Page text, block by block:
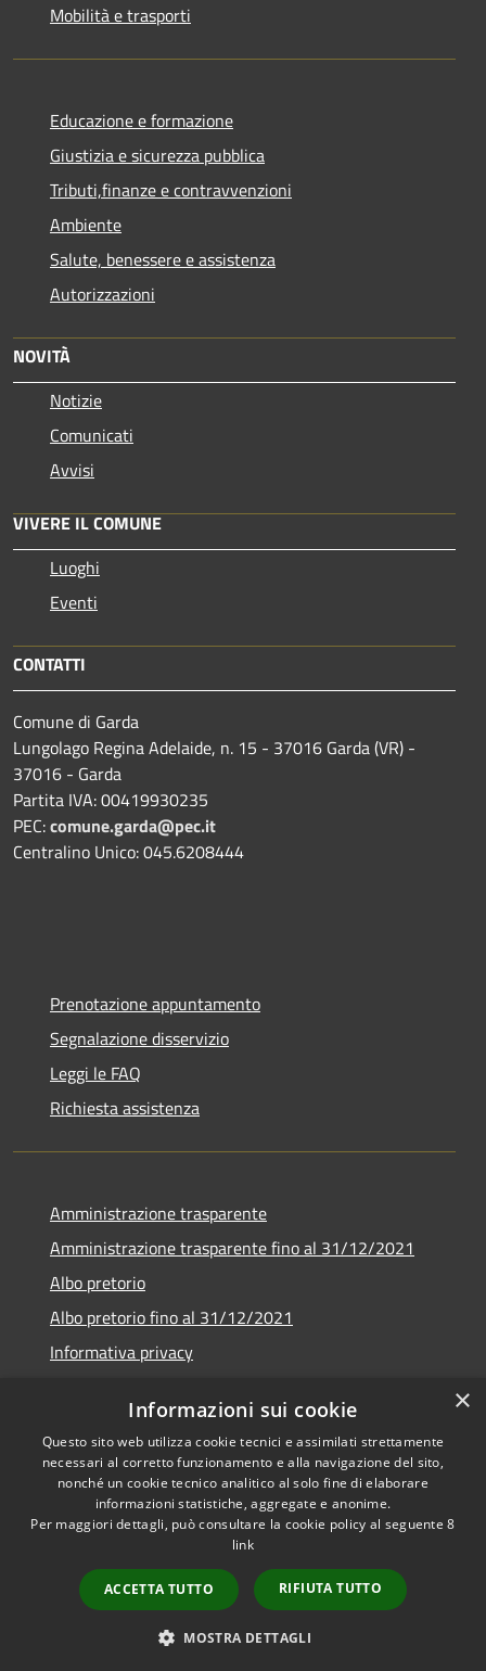
Mobilità e trasporti
Educazione e formazione
Giustizia e sicurezza pubblica
Tributi,finanze e contravvenzioni
Ambiente
Salute, benessere e assistenza
Autorizzazioni
NOVITÀ
Notizie
Comunicati
Avvisi
VIVERE IL COMUNE
Luoghi
Eventi
CONTATTI
Comune di Garda
Lungolago Regina Adelaide, n. 15 - 37016 Garda (VR) -
37016 - Garda
Partita IVA: 00419930235
PEC:comune.garda@pec.it
Centralino Unico: 045.6208444
Prenotazione appuntamento
Segnalazione disservizio
Leggi le FAQ
Richiesta assistenza
Amministrazione trasparente
Amministrazione trasparente fino al 31/12/2021
Albo pretorio
Albo pretorio fino al 31/12/2021
Informativa privacy
Dichiarazione di accessibilità
RSS
Copyright © 2026 • Comune di
Municipium•
Accesso
redazione
×
Informazioni sui cookie
Questo sito web utilizza cookie tecnici e assimilati strettamente
necessari al corretto funzionamento e alla navigazione del sito,
nonché un cookie tecnico analitico al solo fine di elaborare
informazioni statistiche, aggregate e anonime.
Per maggiori dettagli, può consultare la cookie policy al seguente8
link
ACCETTA TUTTO RIFIUTA TUTTO
MOSTRA DETTAGLI